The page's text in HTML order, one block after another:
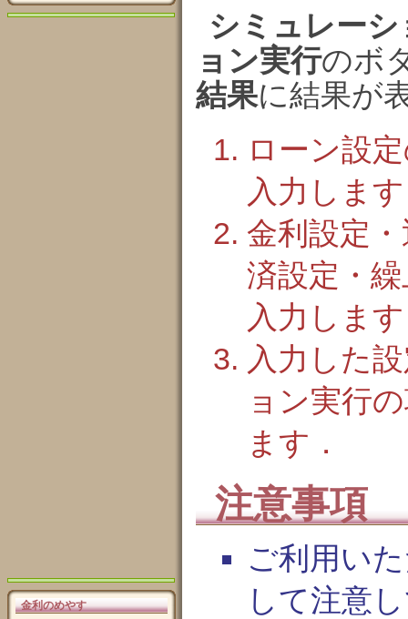
金利のめやす
シミュレー
ョン実行のボ
結果に結果が
ローン設
入力しま
金利設定
済設定・
入力しま
入力した
ョン実行
ます．
注意事項
ご利用い
して注意